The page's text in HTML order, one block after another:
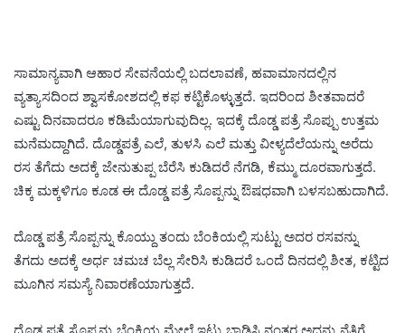
ಸಾಮಾನ್ಯವಾಗಿ ಆಹಾರ ಸೇವನೆಯಲ್ಲಿ ಬದಲಾವಣೆ, ಹವಾಮಾನದಲ್ಲಿನ
ವ್ಯತ್ಯಾಸದಿಂದ ಶ್ವಾಸಕೋಶದಲ್ಲಿ ಕಫ ಕಟ್ಟಿಕೊಳ್ಳುತ್ತದೆ. ಇದರಿಂದ ಶೀತವಾದರೆ
ಎಷ್ಟು ದಿನವಾದರೂ ಕಡಿಮೆಯಾಗುವುದಿಲ್ಲ. ಇದಕ್ಕೆ ದೊಡ್ಡ ಪತ್ರೆ ಸೊಪ್ಪು ಉತ್ತಮ
ಮನೆಮದ್ದಾಗಿದೆ. ದೊಡ್ಡಪತ್ರೆ ಎಲೆ, ತುಳಸಿ ಎಲೆ ಮತ್ತು ವೀಳ್ಯದೆಲೆಯನ್ನು ಅರೆದು
ರಸ ತೆಗೆದು ಅದಕ್ಕೆ ಜೇನುತುಪ್ಪ ಬೆರೆಸಿ ಕುಡಿದರೆ ನೆಗಡಿ, ಕೆಮ್ಮು ದೂರವಾಗುತ್ತದೆ.
ಚಿಕ್ಕ ಮಕ್ಕಳಿಗೂ ಕೂಡ ಈ ದೊಡ್ಡ ಪತ್ರೆ ಸೊಪ್ಪನ್ನು ಔಷಧವಾಗಿ ಬಳಸಬಹುದಾಗಿದೆ.
ದೊಡ್ಡ ಪತ್ರೆ ಸೊಪ್ಪನ್ನು ಕೊಯ್ದು ತಂದು ಬೆಂಕಿಯಲ್ಲಿ ಸುಟ್ಟು ಅದರ ರಸವನ್ನು
ತೆಗದು ಅದಕ್ಕೆ ಅರ್ಧ ಚಮಚ ಬೆಲ್ಲ ಸೇರಿಸಿ ಕುಡಿದರೆ ಒಂದೆ ದಿನದಲ್ಲಿ ಶೀತ, ಕಟ್ಟಿದ
ಮೂಗಿನ ಸಮಸ್ಯೆ ನಿವಾರಣೆಯಾಗುತ್ತದೆ.